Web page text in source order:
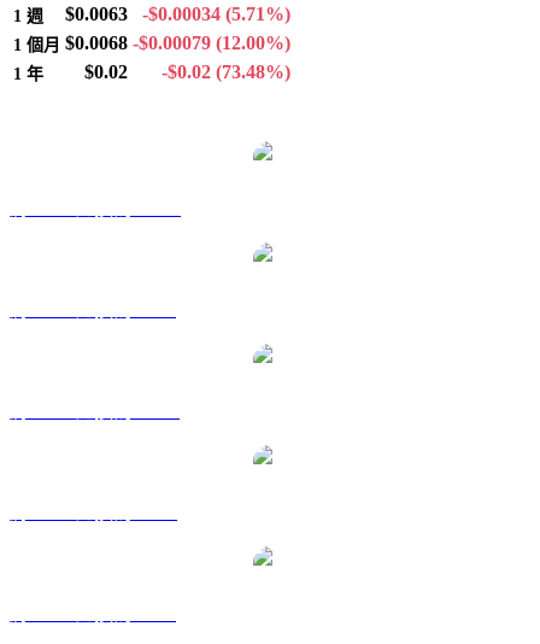
1 週 $0.0063 -$0.00034 (5.71%)
1 個月 $0.0068 -$0.00079 (12.00%)
1 年 $0.02 -$0.02 (73.48%)